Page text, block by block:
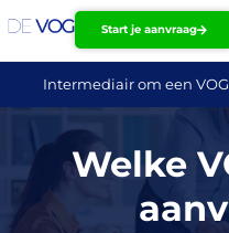
Start je aanvraag
Intermediair om een
Welke